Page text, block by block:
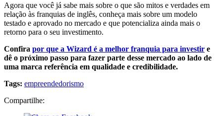
Agora que você já sabe mais sobre o que são mitos e verdades em
relação às franquias de inglês, conheça mais sobre um modelo
testado e aprovado no mercado e que potencializa ainda mais o
retorno para o seu investimento.
Confira por que a Wizard é a melhor franquia para investir e
dê o próximo passo para fazer parte desse mercado ao lado de
uma marca referência em qualidade e credibilidade.
Tags: empreendedorismo
Compartilhe: